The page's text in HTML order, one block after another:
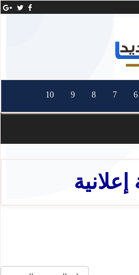
6
7
8
9
10